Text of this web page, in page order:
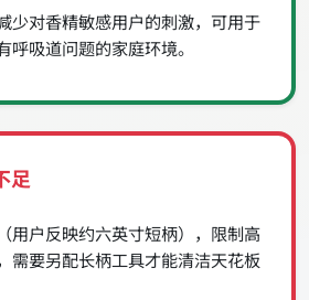
少对香精敏感用户的刺激，可用于
呼吸道问题的家庭环境。
足
用户反映约六英寸短柄），限制高
需要另配长柄工具才能清洁天花板